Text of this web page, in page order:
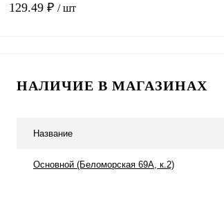
129.49 ₽ / шт
НАЛИЧИЕ В МАГАЗИНАХ
Название
Основной (Беломорская 69А, к.2)